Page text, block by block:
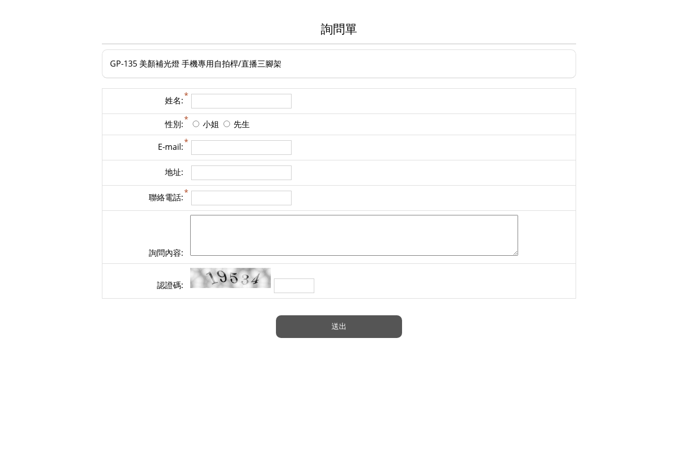
詢問單
GP-135 美顏補光燈 手機專用自拍桿/直播三腳架
姓名:
性別: 小姐 先生
E-mail:
地址:
聯絡電話:
詢問內容:
認證碼: